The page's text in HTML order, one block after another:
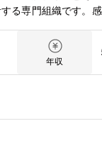
専門組織です。
次世代のブランデ
時間の中で没入体
技術パートナー
ディングに携わる
境■裁量権を活か
ィブ新規事業部署
バーエージェント
年収